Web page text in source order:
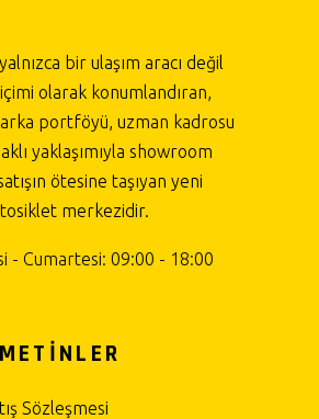
bir ulaşım aracı değil
olarak konumlandıran,
portföyü, uzman kadrosu
yaklaşımıyla showroom
ötesine taşıyan yeni
merkezidir.
- Cumartesi: 09:00 - 18:00
Sözleşmesi